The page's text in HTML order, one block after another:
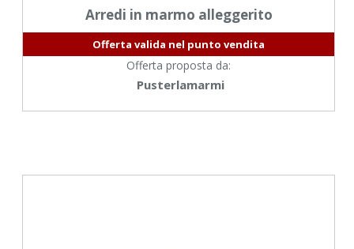
Arredi in marmo alleggerito
Offerta valida nel punto vendita
Offerta proposta da:
Pusterlamarmi